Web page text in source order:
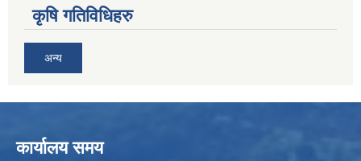
कृषि गतिविधिहरु
अन्य
कार्यालय समय